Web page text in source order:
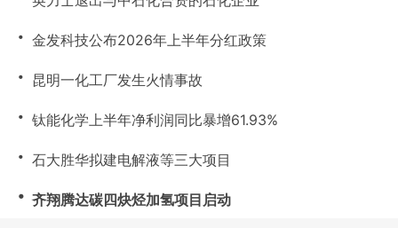
・ 金发科技公布2026年上半年分红政策
・ 昆明一化工厂发生火情事故
・ 钛能化学上半年净利润同比暴增61.93%
・ 石大胜华拟建电解液等三大项目
・ 齐翔腾达碳四炔烃加氢项目启动